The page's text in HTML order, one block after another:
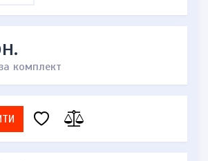
комплект